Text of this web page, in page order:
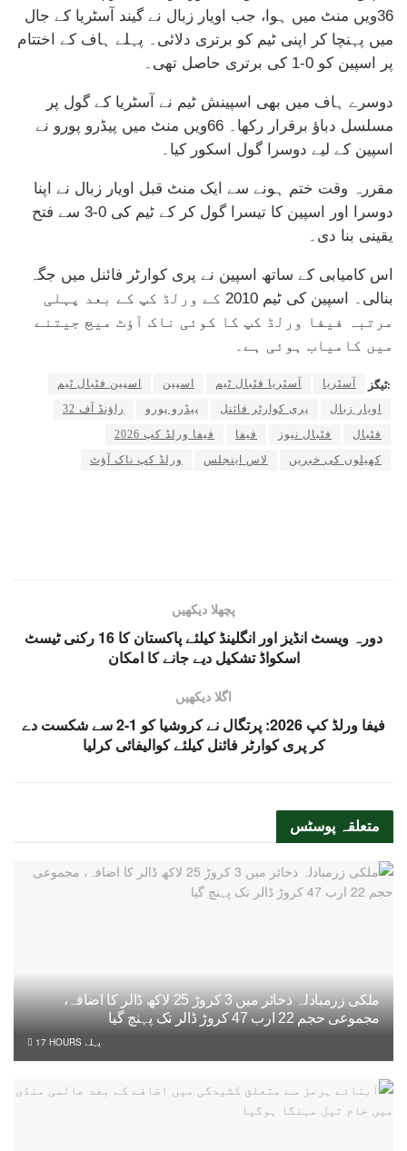
36ویں منٹ میں ہوا، جب اویار زبال نے گیند آسٹریا کے جال
میں پہنچا کر اپنی ٹیم کو برتری دلائی۔ پہلے ہاف کے اختتام
پر اسپین کو 0-1 کی برتری حاصل تھی۔
دوسرے ہاف میں بھی اسپینش ٹیم نے آسٹریا کے گول پر
مسلسل دباؤ برقرار رکھا۔ 66ویں منٹ میں پیڈرو پورو نے
اسپین کے لیے دوسرا گول اسکور کیا۔
مقررہ وقت ختم ہونے سے ایک منٹ قبل اویار زبال نے اپنا
دوسرا اور اسپین کا تیسرا گول کر کے ٹیم کی 0-3 سے فتح
یقینی بنا دی۔
اس کامیابی کے ساتھ اسپین نے پری کوارٹر فائنل میں جگہ
بنالی۔ اسپین کی ٹیم 2010 کے ورلڈ کپ کے بعد پہلی
مرتبہ فیفا ورلڈ کپ کا کوئی ناک آؤٹ میچ جیتنے
میں کامیاب ہوئی ہے۔
ٹیگز: آسٹریا آسٹریا فٹبال ٹیم اسپین
اسپین فٹبال ٹیم
اویار زبال
پری کوارٹر فائنل پیڈرو پورو
راؤنڈ آف 32
فٹبال
فٹبال نیوز فیفا
فیفا ورلڈ کپ 2026
کھیلوں کی خبریں
لاس اینجلس ورلڈ کپ ناک آؤٹ
پچھلا دیکھیں
دورہ ویسٹ انڈیز اور انگلینڈ کیلئے پاکستان کا 16 رکنی ٹیسٹ
اسکواڈ تشکیل دیے جانے کا امکان
اگلا دیکھیں
فیفا ورلڈ کپ 2026: پرتگال نے کروشیا کو 1-2 سے شکست دے
کر پری کوارٹر فائنل کیلئے کوالیفائی کرلیا
متعلقہ پوسٹس
ملکی زرمبادلہ ذخائر میں 3 کروڑ 25 لاکھ ڈالر کا اضافہ،
مجموعی حجم 22 ارب 47 کروڑ ڈالر تک پہنچ گیا
17 HOURS پہلے